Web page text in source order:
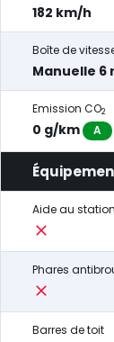
182 km/h
Boîte de
Manuelle 6
Emission CO2
0 g/km A
Aide au
Phares
Barres de toit